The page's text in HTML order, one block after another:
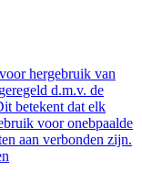
hergebruik van
d.m.v. de
betekent dat elk
voor onebpaalde
aan verbonden zijn.